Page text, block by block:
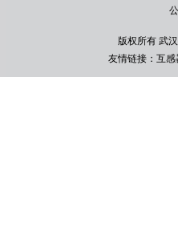
版权所有 武
友情链接： 互感